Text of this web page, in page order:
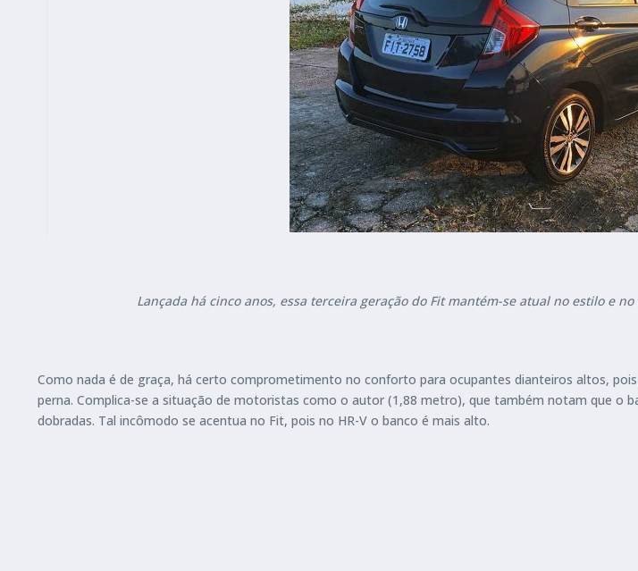
Lançada há cinco anos, essa terceira geração do Fit mantém-se atual no estilo e
Como nada é de graça, há certo comprometimento no conforto para ocupantes dianteiros altos,
perna. Complica-se a situação de motoristas como o autor (1,88 metro), que também notam que o
dobradas. Tal incômodo se acentua no Fit, pois no HR-V o banco é mais alto.